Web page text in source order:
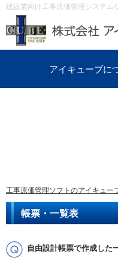
建設業向け工事原価管理システム
アイキューブに
工事原価管理ソフトのアイキュー
帳票・一覧表
自由設計帳票で作成した